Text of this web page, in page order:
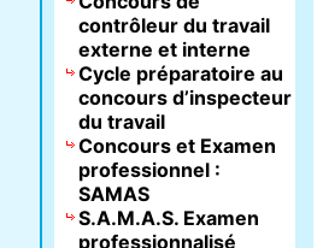
contrôleur du travail
externe et interne
Cycle préparatoire au
concours d’inspecteur
du travail
Concours et Examen
professionnel :
SAMAS
S.A.M.A.S. Examen
professionnalisé